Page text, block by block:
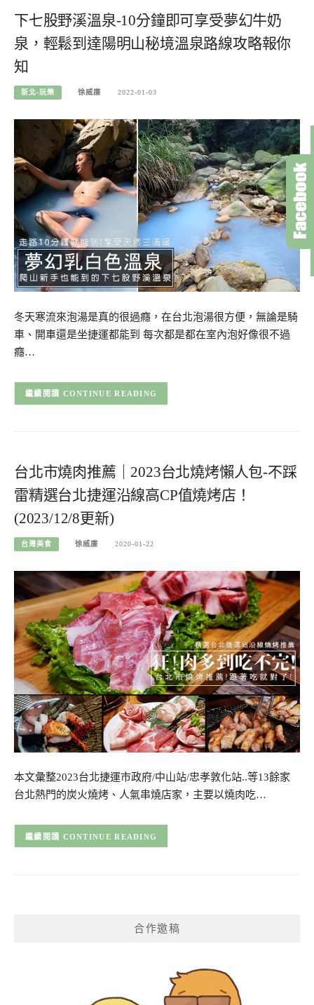
下七股野溪溫泉-10分鐘即可享受夢幻牛奶
泉，輕鬆到達陽明山秘境溫泉路線攻略報你
知
新北-玩樂 徐威廉 2022-01-03
冬天寒流來泡湯是真的很過癮，在台北泡湯很方便，無論是騎
車、開車還是坐捷運都能到 每次都是都在室內泡好像很不過
癮…
CONTINUE READING
台北市燒肉推薦｜2023台北燒烤懶人包-不踩
雷精選台北捷運沿線高CP值燒烤店！
(2023/12/8更新)
台灣美食 徐威廉 2020-01-22
本文彙整2023台北捷運市政府/中山站/忠孝敦化站..等13餘家
台北熱門的炭火燒烤、人氣串燒店家，主要以燒肉吃…
CONTINUE READING
合作邀稿